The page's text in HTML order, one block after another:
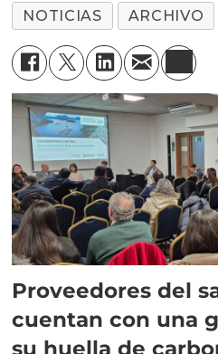
NOTICIAS ARCHIVO
Proveedores del
cuentan con una
su huella de